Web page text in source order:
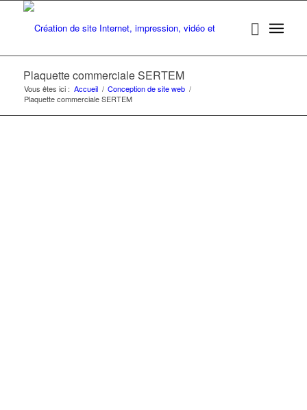
Plaquette commerciale SERTEM
Vous êtes ici : Accueil / Conception de site web /
Plaquette commerciale SERTEM